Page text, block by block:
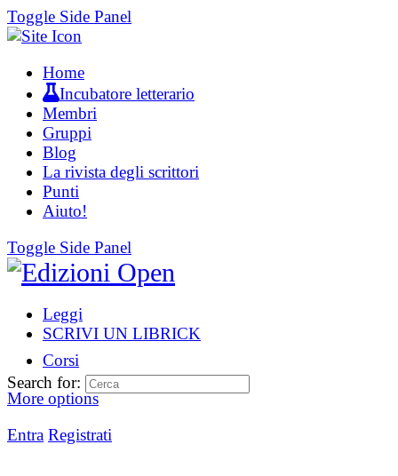
Toggle Side Panel
Home
Incubatore letterario
Membri
Gruppi
Blog
La rivista degli scrittori
Punti
Aiuto!
Toggle Side Panel
Leggi
SCRIVI UN LIBRICK
Corsi
More options
Entra Registrati
Search for: